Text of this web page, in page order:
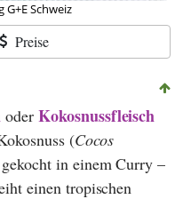
Schweiz
Preise
oderKokosnussfleisch
(Cocos
in einem Curry –
einen tropischen